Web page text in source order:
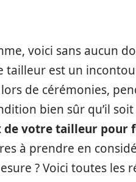
voici sans aucun
tailleur est un
de cérémonies,
bien sûr qu’il
de votre tailleur pour
à prendre en
? Voici toutes les